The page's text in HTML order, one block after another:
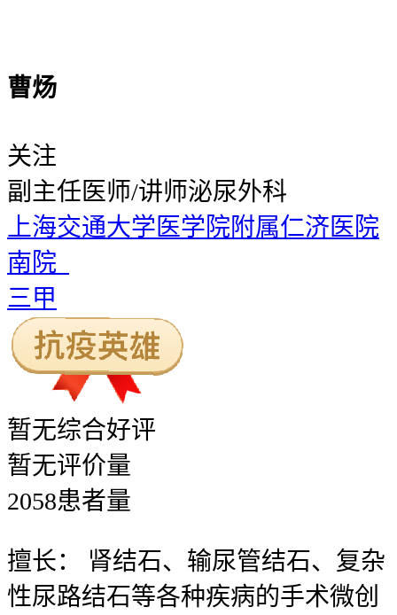
曹炀
关注
副主任医师/讲师泌尿外科
上海交通大学医学院附属仁济医院
南院
三甲
暂无综合好评
暂无评价量
2058患者量
擅长：
肾结石、输尿管结石、复杂
性尿路结石等各种疾病的手术微创